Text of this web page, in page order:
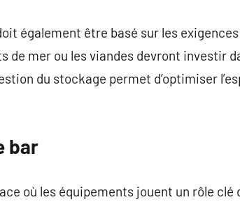
également être basé sur les
de mer ou les viandes devront investir
du stockage permet d’optimiser
bar
où les équipements jouent un rôle